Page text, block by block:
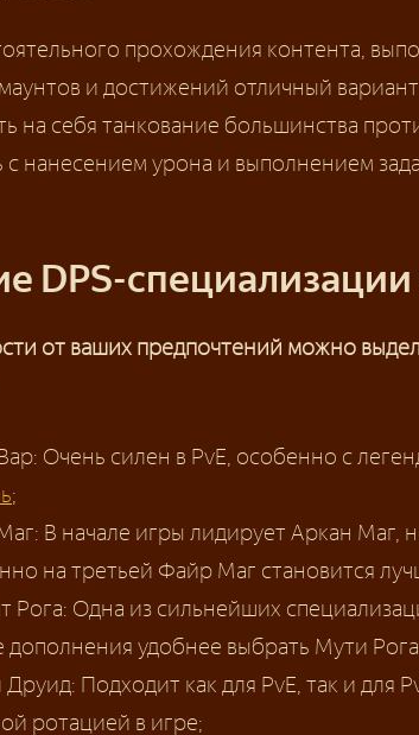
прохождения контента,
и достижений отличный
на себя танкование большинства
с нанесением урона и выполнением
DPS-специализации
от ваших предпочтений можно
Очень силен в PvE, особенно с
;
В начале игры лидирует Аркан Маг,
на третьей Файр Маг становится
Рога: Одна из сильнейших
дополнения удобнее выбрать Мути
Подходит как для PvE, так и для
ротацией в игре;